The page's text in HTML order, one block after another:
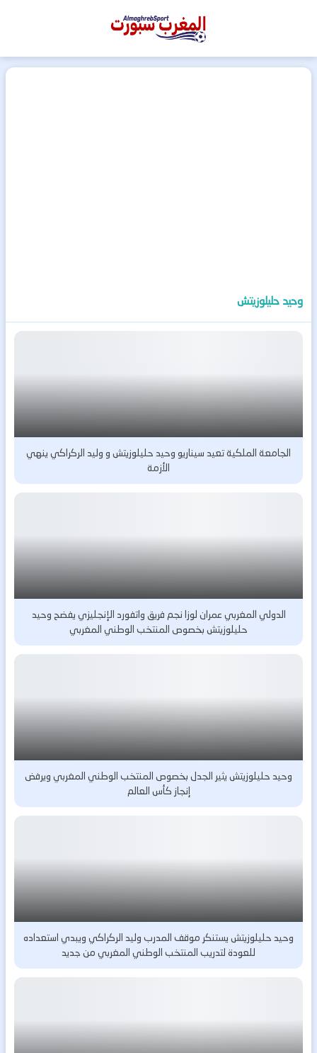
المغرب
وحيد حليلوزيتش
الجامعة الملكية تعيد سيناريو وحيد حليلوزيتش و وليد الركراكي ينهي
الأزمة
الدولي المغربي عمران لوزا نجم فريق واتفورد الإنجليزي يفضح وحيد
حليلوزيتش بخصوص المنتخب الوطني المغربي
وحيد حليلوزيتش يثير الجدل بخصوص المنتخب الوطني المغربي ويرفض
إنجاز كأس العالم
وحيد حليلوزيتش يستنكر موقف المدرب وليد الركراكي ويبدي استعداده
للعودة لتدريب المنتخب الوطني المغربي من جديد